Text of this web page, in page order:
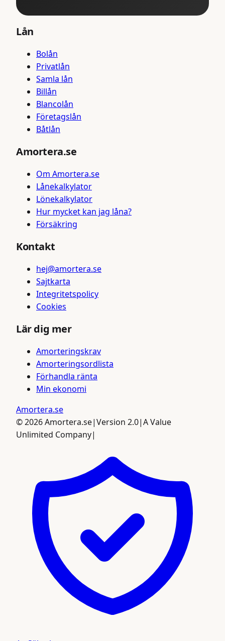
Lån
Bolån
Privatlån
Samla lån
Billån
Blancolån
Företagslån
Båtlån
Amortera.se
Om Amortera.se
Lånekalkylator
Lönekalkylator
Hur mycket kan jag låna?
Försäkring
Kontakt
hej@amortera.se
Sajtkarta
Integritetspolicy
Cookies
Lär dig mer
Amorteringskrav
Amorteringsordlista
Förhandla ränta
Min ekonomi
Amortera.se
©2026Amortera.se|Version 2.0|A Value
Unlimited Company|